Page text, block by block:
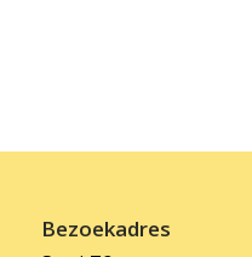
Bezoekadres